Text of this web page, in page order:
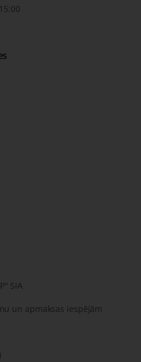
SIA
un apmaksas iespējām